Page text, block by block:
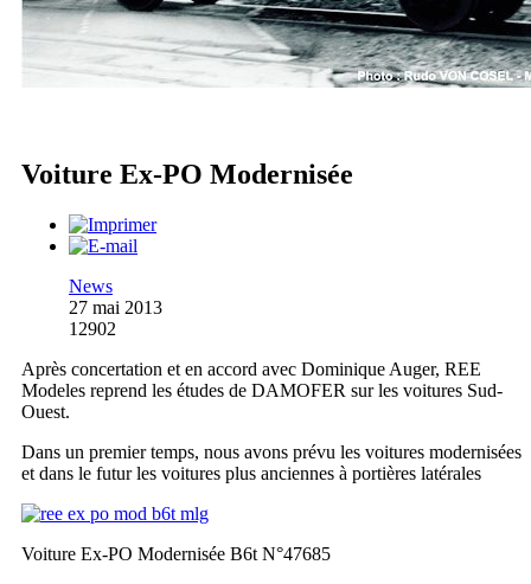
Voiture Ex-PO Modernisée
News
27 mai 2013
12902
Après concertation et en accord avec Dominique Auger, REE
Modeles reprend les études de DAMOFER sur les voitures Sud-
Ouest.
Dans un premier temps, nous avons prévu les voitures modernisées
et dans le futur les voitures plus anciennes à portières latérales
Voiture Ex-PO Modernisée B6t N°47685